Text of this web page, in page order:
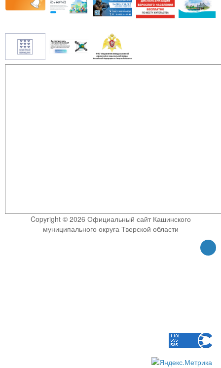
Copyright © 2026 Официальный сайт Кашинского
муниципального округа Тверской области